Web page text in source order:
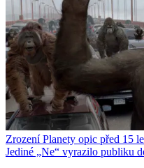
Zrození Planety opic před 15
Jediné „Ne“ vyrazilo publiku